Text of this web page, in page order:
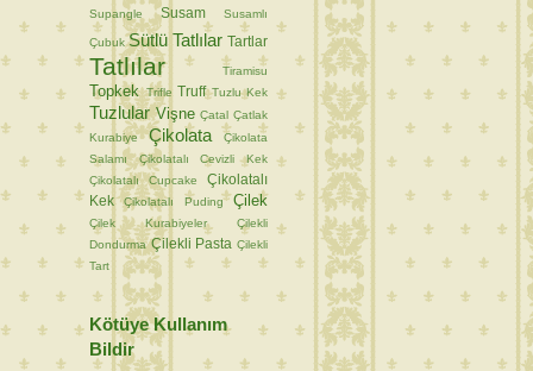
Supangle
Susam Susamlı
Çubuk Sütlü Tatlılar Tartlar
Tatlılar Tiramisu
Topkek Trifle Truff Tuzlu Kek
Tuzlular Vişne Çatal Çatlak
Kurabiye
Çikolata
Çikolata
Salamı
Çikolatalı Cevizli Kek
Çikolatalı Cupcake
Çikolatalı
Kek
Çikolatalı Puding Çilek
Çilek Kurabiyeler
Çilekli
Dondurma Çilekli Pasta Çilekli
Tart
Kötüye Kullanım
Bildir